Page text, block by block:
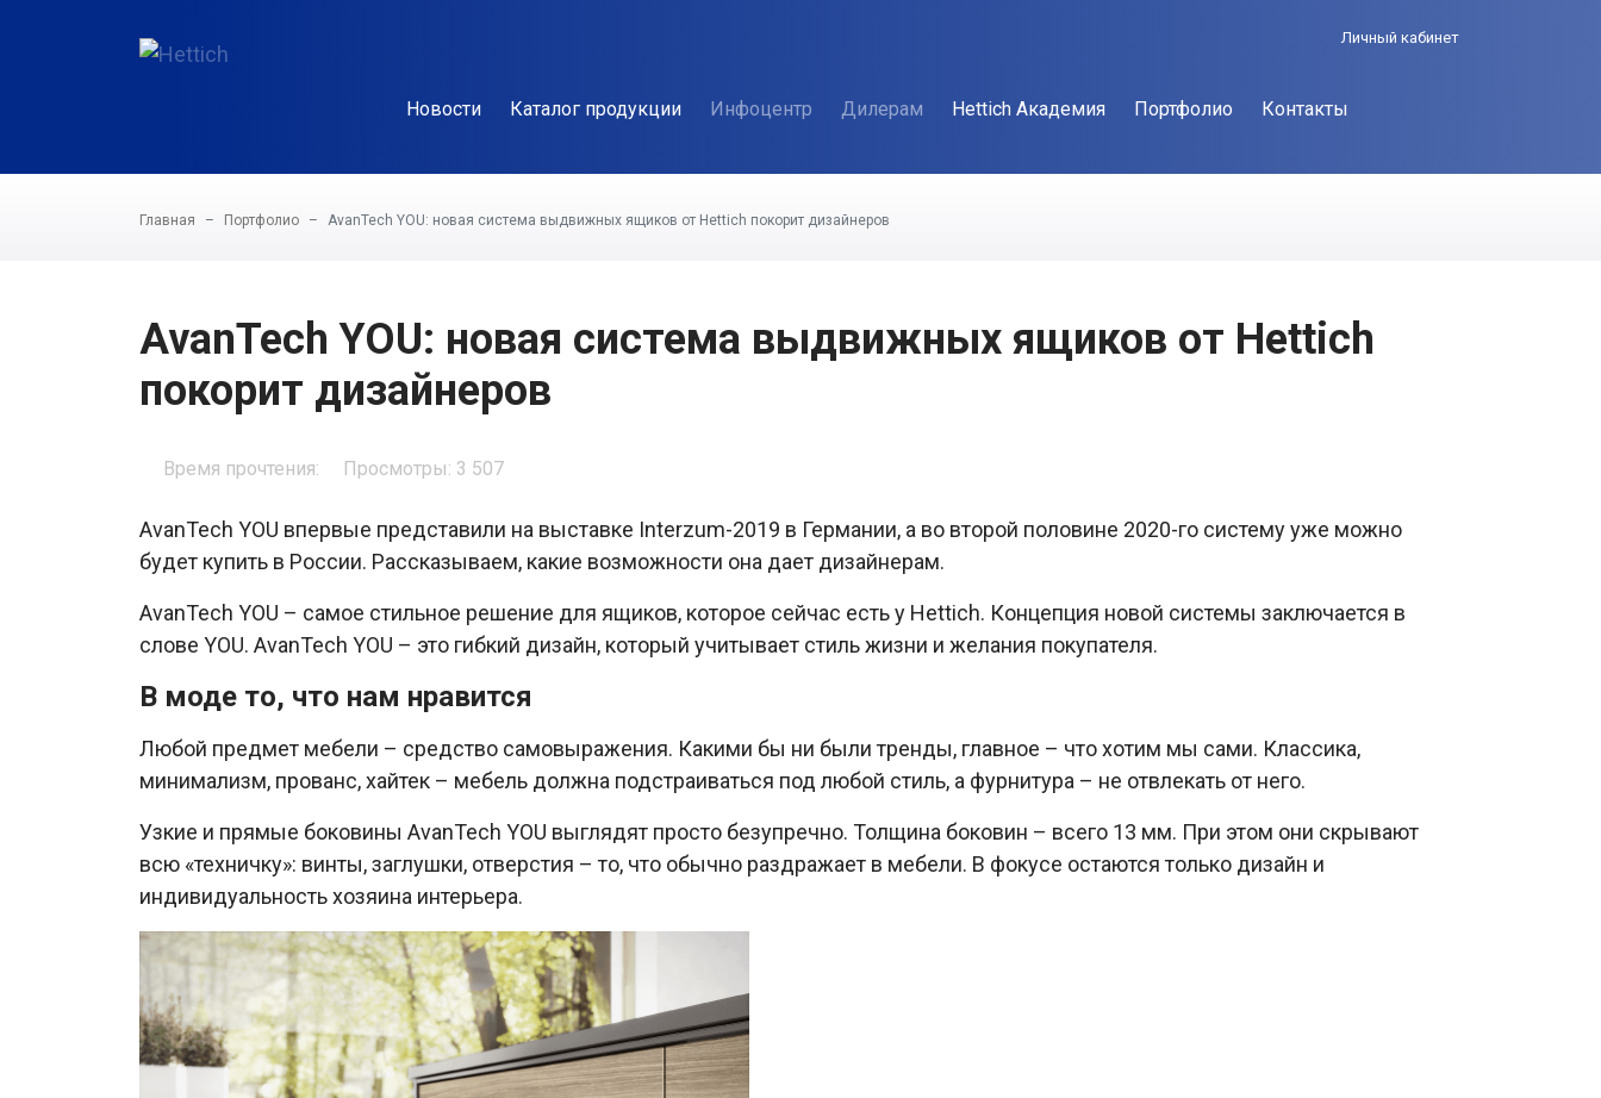
Личный кабинет
Новости Каталог продукции Инфоцентр Дилерам Hettich Академия Портфолио Контакты
Главная Портфолио AvanTech YOU: новая система выдвижных ящиков от Hettich покорит дизайнеров
AvanTech YOU: новая система выдвижных ящиков от Hettich
покорит дизайнеров
Время прочтения: Просмотры: 3 507
AvanTech YOU впервые представили на выставке Interzum-2019 в Германии, а во второй половине 2020-го систему уже можно
будет купить в России. Рассказываем, какие возможности она дает дизайнерам.
AvanTech YOU – самое стильное решение для ящиков, которое сейчас есть у Hettich. Концепция новой системы заключается в
слове YOU. AvanTech YOU – это гибкий дизайн, который учитывает стиль жизни и желания покупателя.
В моде то, что нам нравится
Любой предмет мебели – средство самовыражения. Какими бы ни были тренды, главное – что хотим мы сами. Классика,
минимализм, прованс, хайтек – мебель должна подстраиваться под любой стиль, а фурнитура – не отвлекать от него.
Узкие и прямые боковины AvanTech YOU выглядят просто безупречно. Толщина боковин – всего 13 мм. При этом они скрывают
всю «техничку»: винты, заглушки, отверстия – то, что обычно раздражает в мебели. В фокусе остаются только дизайн и
индивидуальность хозяина интерьера.